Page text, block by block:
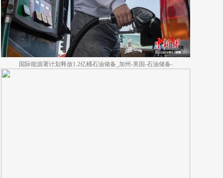
国际能源署计划释放1.2亿桶石油储备_加州-美国-石油储备-